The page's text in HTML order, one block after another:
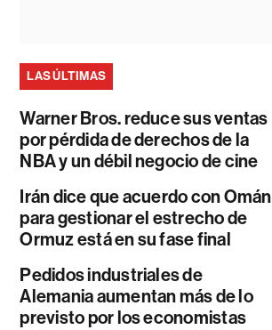
LAS ÚLTIMAS
Warner Bros. reduce sus ventas
por pérdida de derechos de la
NBA y un débil negocio de cine
Irán dice que acuerdo con Omán
para gestionar el estrecho de
Ormuz está en su fase final
Pedidos industriales de
Alemania aumentan más de lo
previsto por los economistas